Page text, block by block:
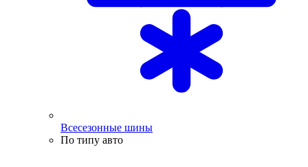
Всесезонные шины
По типу авто